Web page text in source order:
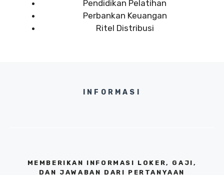
Pendidikan Pelatihan
Perbankan Keuangan
Ritel Distribusi
INFORMASI
MEMBERIKAN INFORMASI LOKER, GAJI,
DAN JAWABAN DARI PERTANYAAN